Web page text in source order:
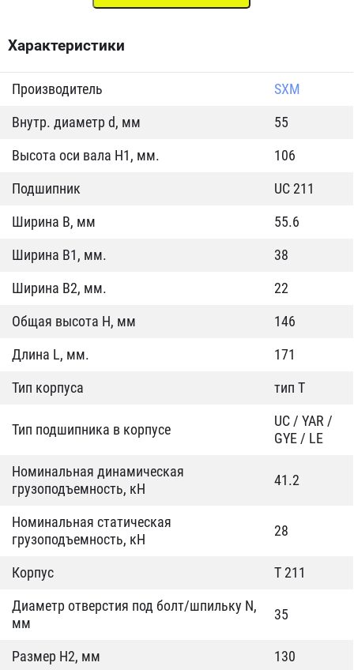
Характеристики
Производитель
SXM
Внутр. диаметр d, мм
55
Высота оси вала H1, мм.
106
Подшипник
UC 211
Ширина B, мм
55.6
Ширина B1, мм.
38
Ширина B2, мм.
22
Общая высота H, мм
146
Длина L, мм.
171
Тип корпуса
тип T
Тип подшипника в корпусе
UC / YAR /
GYE / LE
Номинальная динамическая
грузоподъемность, кН
41.2
Номинальная статическая
грузоподъемность, кН
28
Корпус
T 211
Диаметр отверстия под болт/шпильку N,
мм
35
Размер Н2, мм 130